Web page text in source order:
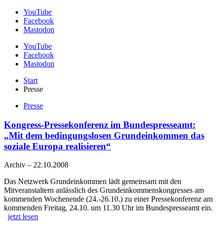
YouTube
Facebook
Mastodon
YouTube
Facebook
Mastodon
Start
Presse
Presse
Kongress-Pressekonferenz im Bundespresseamt:
„Mit dem bedingungslosen Grundeinkommen das
soziale Europa realisieren“
Archiv – 22.10.2008
Das Netzwerk Grundeinkommen lädt gemeinsam mit den
Mitveranstaltern anlässlich des Grundeinkommenskongresses am
kommenden Wochenende (24.-26.10.) zu einer Pressekonferenz am
kommenden Freitag, 24.10. um 11.30 Uhr im Bundespresseamt ein.
jetzt lesen